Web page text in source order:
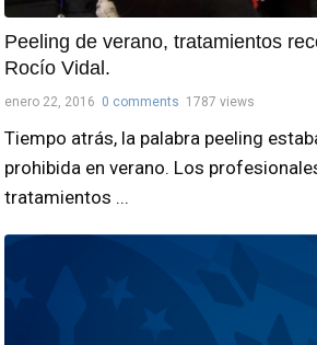
Peeling de verano, tratamientos
Rocío Vidal.
enero 22, 2016 0 comments 1787 views
Tiempo atrás, la palabra peeling
prohibida en verano. Los
tratamientos ...